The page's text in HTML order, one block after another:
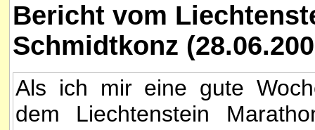
Bericht vom
Schmidtkonz
Als ich mir eine gute
dem Liechtenstein